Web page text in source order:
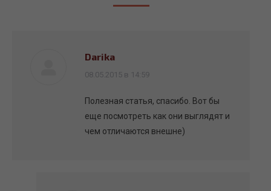
Darika
говорит:
08.05.2015 в 14:59
Полезная статья, спасибо. Вот бы
еще посмотреть как они выглядят и
чем отличаются внешне)